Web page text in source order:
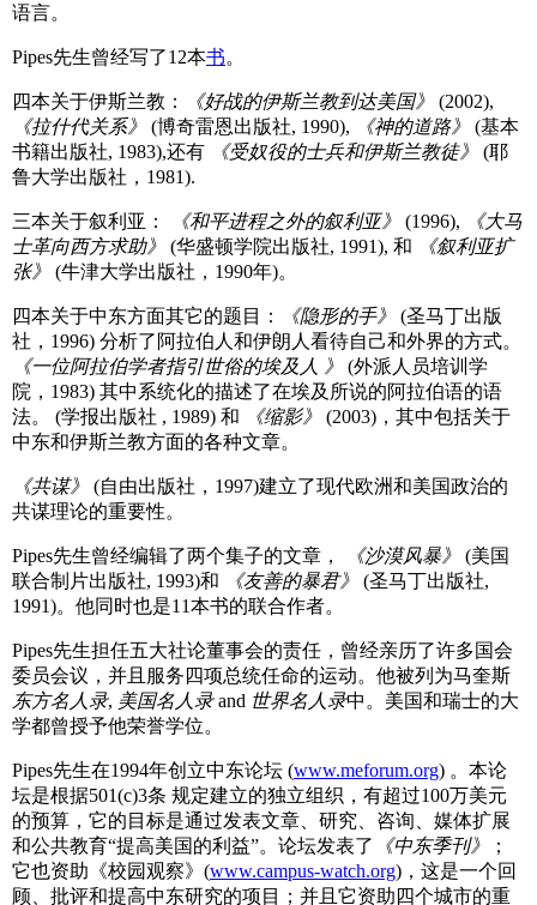
语言。
Pipes先生曾经写了12本书。
四本关于伊斯兰教： 《好战的伊斯兰教到达美国》
(2002),
《拉什代关系》
(博奇雷恩出版社, 1990), 《神的道路》
(基本
书籍出版社, 1983),还有
《受奴役的士兵和伊斯兰教徒》
(耶
鲁大学出版社，1981).
三本关于叙利亚： 《和平进程之外的叙利亚》 (1996),
《大马
士革向西方求助》
(华盛顿学院出版社, 1991), 和
《叙利亚扩
张》
(牛津大学出版社，1990年)。
四本关于中东方面其它的题目： 《隐形的手》
(圣马丁出版
社，1996) 分析了阿拉伯人和伊朗人看待自己和外界的方式。
《一位阿拉伯学者指引世俗的埃及人 》
(外派人员培训学
院，1983) 其中系统化的描述了在埃及所说的阿拉伯语的语
法。 (学报出版社 , 1989) 和
《缩影》
(2003)，其中包括关于
中东和伊斯兰教方面的各种文章。
《共谋》
(自由出版社，1997)建立了现代欧洲和美国政治的
共谋理论的重要性。
Pipes先生曾经编辑了两个集子的文章， 《沙漠风暴》
(美国
联合制片出版社, 1993)和
《友善的暴君》
(圣马丁出版社,
1991)。他同时也是11本书的联合作者。
Pipes先生担任五大社论董事会的责任，曾经亲历了许多国会
委员会议，并且服务四项总统任命的运动。他被列为马奎斯
东方名人录, 美国名人录and 世界名人录中。美国和瑞士的大
学都曾授予他荣誉学位。
Pipes先生在1994年创立中东论坛 (www.meforum.org) 。本论
坛是根据501(c)3条 规定建立的独立组织，有超过100万美元
的预算，它的目标是通过发表文章、研究、咨询、媒体扩展
和公共教育“提高美国的利益”。论坛发表了
《中东季刊》
；
它也资助《校园观察》(www.campus-watch.org)，这是一个回
顾、批评和提高中东研究的项目；并且它资助四个城市的重